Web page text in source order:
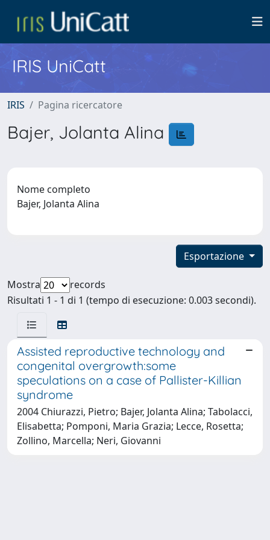
IRIS UniCatt
IRIS Pagina ricercatore
Bajer, Jolanta Alina
Nome completo
Bajer, Jolanta Alina
Esportazione
Mostra
records
Risultati 1 - 1 di 1 (tempo di esecuzione: 0.003 secondi).
Assisted reproductive technology and
congenital overgrowth:some
speculations on a case of Pallister-Killian
syndrome
2004 Chiurazzi, Pietro; Bajer, Jolanta Alina; Tabolacci,
Elisabetta; Pomponi, Maria Grazia; Lecce, Rosetta;
Zollino, Marcella; Neri, Giovanni